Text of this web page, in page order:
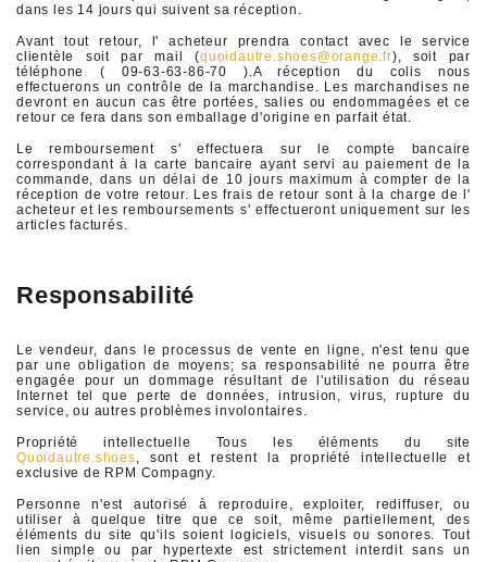
dans les 14 jours qui suivent sa réception.
Avant tout retour, l' acheteur prendra contact avec le service
clientèle soit par mail (quoidautre.shoes@orange.fr), soit par
téléphone ( 09-63-63-86-70 ).A réception du colis nous
effectuerons un contrôle de la marchandise. Les marchandises ne
devront en aucun cas être portées, salies ou endommagées et ce
retour ce fera dans son emballage d'origine en parfait état.
Le remboursement s' effectuera sur le compte bancaire
correspondant à la carte bancaire ayant servi au paiement de la
commande, dans un délai de 10 jours maximum à compter de la
réception de votre retour. Les frais de retour sont à la charge de l'
acheteur et les remboursements s' effectueront uniquement sur les
articles facturés.
Responsabilité
Le vendeur, dans le processus de vente en ligne, n'est tenu que
par une obligation de moyens; sa responsabilité ne pourra être
engagée pour un dommage résultant de l'utilisation du réseau
Internet tel que perte de données, intrusion, virus, rupture du
service, ou autres problèmes involontaires.
Propriété intellectuelle Tous les éléments du site
Quoidautre.shoes, sont et restent la propriété intellectuelle et
exclusive de RPM Compagny.
Personne n'est autorisé à reproduire, exploiter, rediffuser, ou
utiliser à quelque titre que ce soit, même partiellement, des
éléments du site qu'ils soient logiciels, visuels ou sonores. Tout
lien simple ou par hypertexte est strictement interdit sans un